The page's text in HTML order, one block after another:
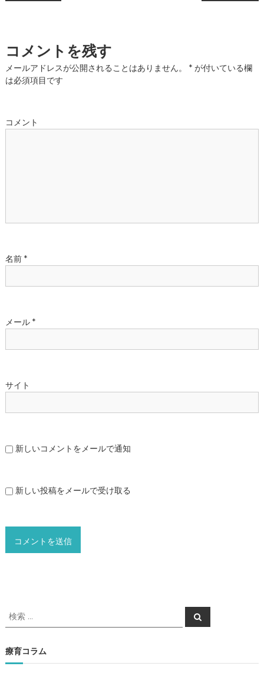
ナ
ビ
ー
コメントを残す
メールアドレスが公開されることはありません。 *が付いている欄
は必須項目です
コメント
名前 *
メール *
サイト
新しいコメントをメールで通知
新しい投稿をメールで受け取る
検
索
象
:
検
索
療育コラム